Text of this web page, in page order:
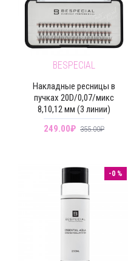
BESPECIAL
Накладные ресницы в
пучках 20D/0,07/микс
8,10,12 мм (3 линии)
249.00₽ 355.00₽
-0 %